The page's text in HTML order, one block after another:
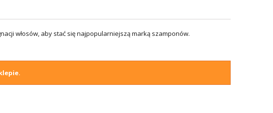
włosów, aby stać się najpopularniejszą marką szamponów.